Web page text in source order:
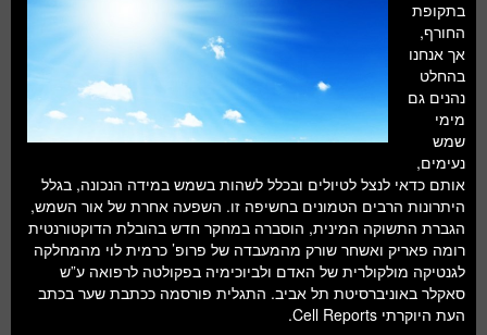
עתידנות
סקירות ספרים
טעימות מדע
בתקופת
החורף,
אך אנחנו
בהחלט
נהנים גם
מימי
שמש
נעימים,
אותם כדאי לנצל לטיולים ובכלל לשהות בשמש במידה הנכונה, בגלל
היתרונות הרבים הטמונים בחשיפה זו. השפעה אחרת של אור השמש,
הגברת התשוקה המינית, הוסברה במחקר חדש בהובלת הדוקטורנטית
רומה פאריק ואשחר שורק מהמעבדה של פרופ’ כרמית לוי מהמחלקה
לגנטיקה מולקולרית של האדם ולביוכימיה בפקולטה לרפואה ע”ש
סאקלר באוניברסיטת תל אביב. התגלית פורסמה ככתבת שער בכתב
העת היוקרתי Cell Reports.